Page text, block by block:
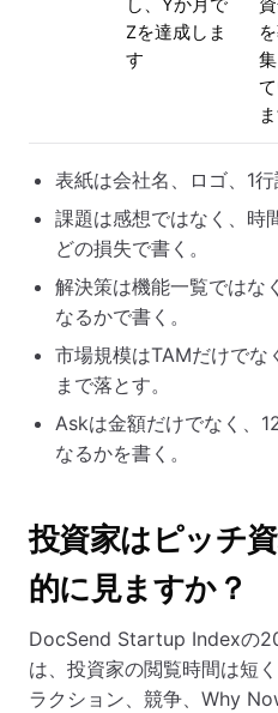
し、Yか月で
Zを達成しま
す
表紙は会社名、ロゴ、1
課題は感想ではなく、時
どの損失で書く。
解決策は機能一覧ではな
なるかで書く。
市場規模はTAMだけでな
まで落とす。
Askは金額だけでなく、
なるかを書く。
投資家はピッチ
的に見ますか？
DocSend Startup Indexの
は、投資家の閲覧時間は短
ラクション、競争、Why